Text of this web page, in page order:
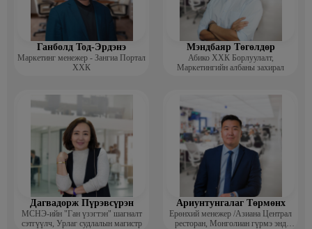
Ганболд Тод-Эрдэнэ
Маркетинг менежер - Зангиа Портал
ХХК
Мэндбаяр Төгөлдөр
Абико ХХК Борлуулалт,
Маркетингийн албаны захирал
Дагвадорж Пүрэвсүрэн
МСНЭ-ийн "Ган үзэгтэн" шагналт
сэтгүүлч, Урлаг судлалын магистр
Ариунтунгалаг Төрмөнх
Ерөнхий менежер /Азиана Централ
ресторан, Монголиан гүрмэ энд